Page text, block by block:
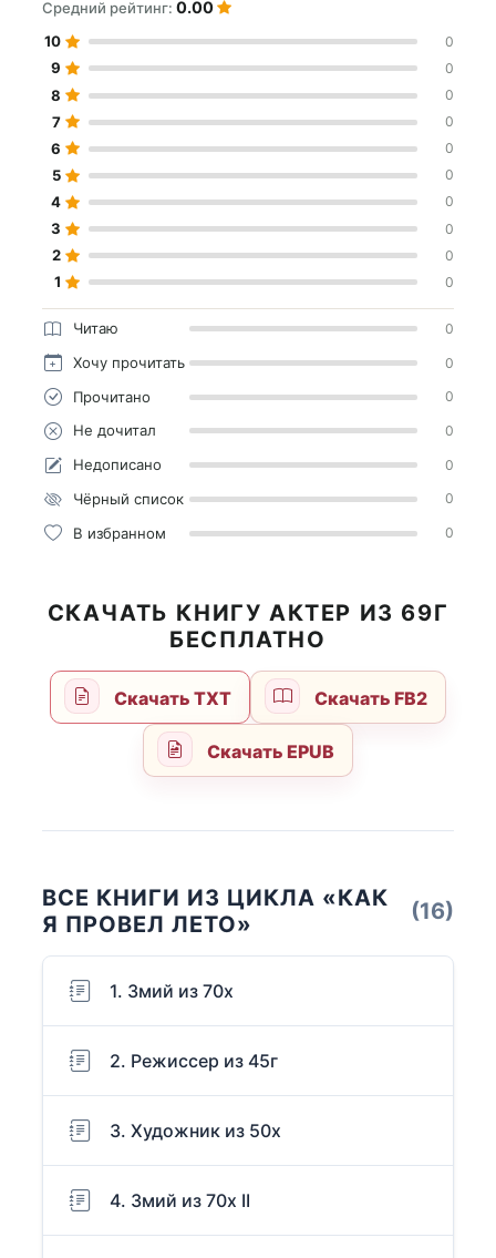
Средний рейтинг: 0.00
10 0
9 0
8 0
7 0
6 0
5 0
4 0
3 0
2 0
1 0
Читаю 0
Хочу прочитать 0
Прочитано 0
Не дочитал 0
Недописано 0
Чёрный список 0
В избранном 0
СКАЧАТЬ КНИГУ АКТЕР ИЗ 69Г
БЕСПЛАТНО
Скачать TXT Скачать FB2
Скачать EPUB
ВСЕ КНИГИ ИЗ ЦИКЛА «КАК
Я ПРОВЕЛ ЛЕТО»
(16)
1. Змий из 70х
2. Режиссер из 45г
3. Художник из 50х
4. Змий из 70х II